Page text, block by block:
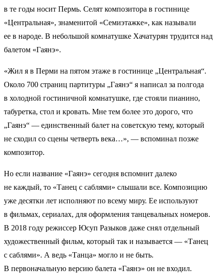
в те годы носит Пермь. Селят композитора в гостинице
«Центральная», знаменитой «Семиэтажке», как называли
ее в народе. В небольшой комнатушке Хачатурян трудится над
балетом «Гаянэ».
«Жил я в Перми на пятом этаже в гостинице „Центральная“.
Около 700 страниц партитуры „Гаянэ“ я написал за полгода
в холодной гостиничной комнатушке, где стояли пианино,
табуретка, стол и кровать. Мне тем более это дорого, что
„Гаянэ“ — единственный балет на советскую тему, который
не сходил со сцены четверть века…», — вспоминал позже
композитор.
Но если название «Гаянэ» сегодня вспомнит далеко
не каждый, то «Танец с саблями» слышали все. Композицию
уже десятки лет исполняют по всему миру. Ее используют
в фильмах, сериалах, для оформления танцевальных номеров.
В 2018 году режиссер Юсуп Разыков даже снял отдельный
художественный фильм, который так и называется — «Танец
с саблями». А ведь «Танца» могло и не быть.
В первоначальную версию балета «Гаянэ» он не входил.